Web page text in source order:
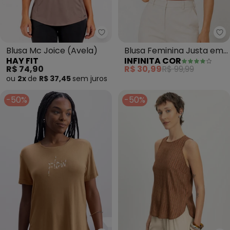
Hay Fit - Blusa Mc Joice (Avela)
Blusa Mc Joice (Avela)
HAY FIT
R$ 74,90
ou 2x de R$ 37,45 sem juros
Blusa Feminina Justa em
Malha Classic (Marrom)
INFINITA COR
R$ 30,99R$ 99,99
-50% -50%